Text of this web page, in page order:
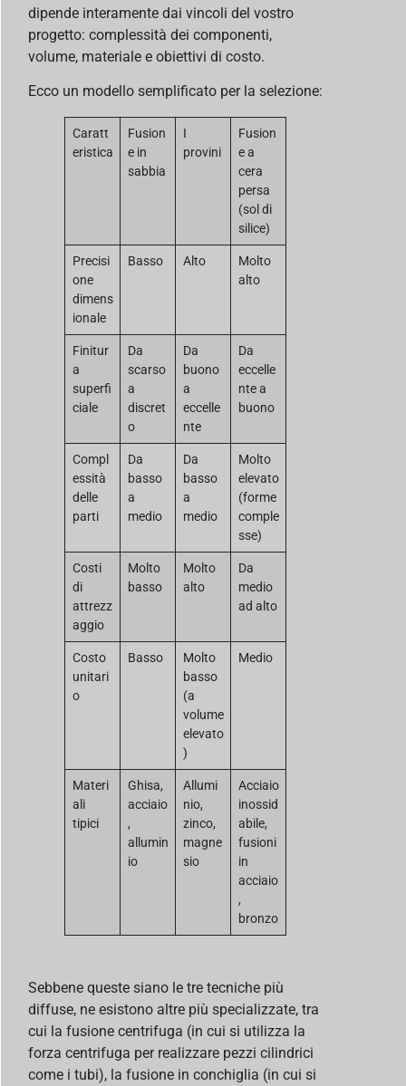
dipende interamente dai vincoli del vostro
progetto: complessità dei componenti,
volume, materiale e obiettivi di costo.
Ecco un modello semplificato per la selezione:
Caratt
eristica
Fusion
e in
sabbia
I
provini
Fusion
e a
cera
persa
(sol di
silice)
Precisi
one
dimens
ionale
Basso Alto
Molto
alto
Finitur
a
superfi
ciale
Da
scarso
a
discret
o
Da
buono
a
eccelle
nte
Da
eccelle
nte a
buono
Compl
essità
delle
parti
Da
basso
a
medio
Da
basso
a
medio
Molto
elevato
(forme
comple
sse)
Costi
di
attrezz
aggio
Molto
basso
Molto
alto
Da
medio
ad alto
Costo
unitari
o
Basso
Molto
basso
(a
volume
elevato
)
Medio
Materi
ali
tipici
Ghisa,
acciaio
,
allumin
io
Allumi
nio,
zinco,
magne
sio
Acciaio
inossid
abile,
fusioni
in
acciaio
,
bronzo
Sebbene queste siano le tre tecniche più
diffuse, ne esistono altre più specializzate, tra
cui la fusione centrifuga (in cui si utilizza la
forza centrifuga per realizzare pezzi cilindrici
come i tubi), la fusione in conchiglia (in cui si